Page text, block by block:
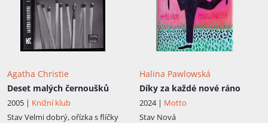
Agatha Christie
Deset malých černoušků
2005 | Knižní klub
StavVelmi dobrý, ořízka s flíčky
Halina Pawlowská
Díky za každé nové ráno
2024 | Motto
Stav Nová